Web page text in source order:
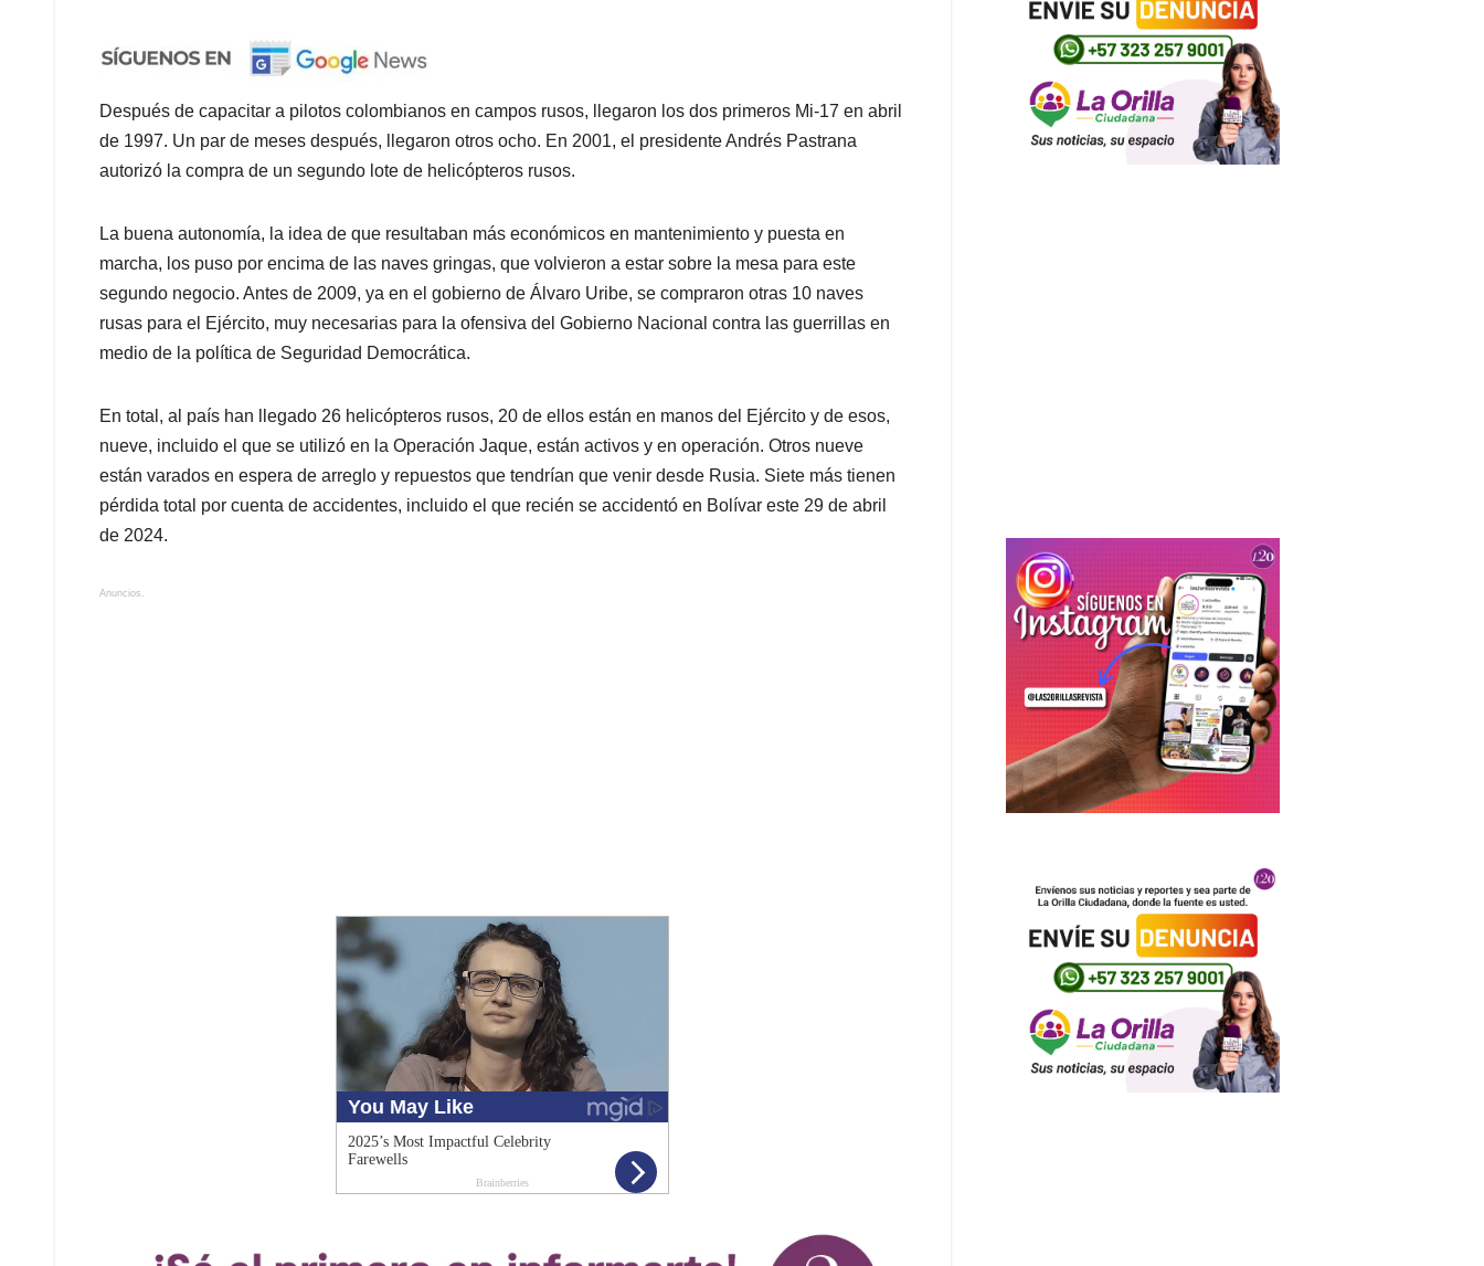
Después de capacitar a pilotos colombianos en campos rusos, llegaron los dos primeros Mi-17 en abril
de 1997. Un par de meses después, llegaron otros ocho. En 2001, el presidente Andrés Pastrana
autorizó la compra de un segundo lote de helicópteros rusos.
La buena autonomía, la idea de que resultaban más económicos en mantenimiento y puesta en
marcha, los puso por encima de las naves gringas, que volvieron a estar sobre la mesa para este
segundo negocio. Antes de 2009, ya en el gobierno de Álvaro Uribe, se compraron otras 10 naves
rusas para el Ejército, muy necesarias para la ofensiva del Gobierno Nacional contra las guerrillas en
medio de la política de Seguridad Democrática.
En total, al país han llegado 26 helicópteros rusos, 20 de ellos están en manos del Ejército y de esos,
nueve, incluido el que se utilizó en la Operación Jaque, están activos y en operación. Otros nueve
están varados en espera de arreglo y repuestos que tendrían que venir desde Rusia. Siete más tienen
pérdida total por cuenta de accidentes, incluido el que recién se accidentó en Bolívar este 29 de abril
de 2024.
Anuncios.